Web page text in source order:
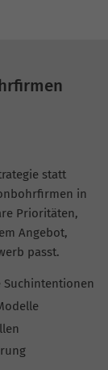
statt
in
Prioritäten,
Angebot,
passt.
Suchintentionen